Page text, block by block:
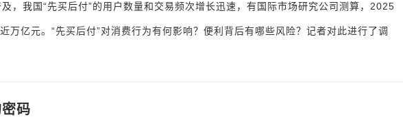
，我国“先买后付”的用户数量和交易频次增长迅速，有国际市场研究公司测算，2025
万亿元。“先买后付”对消费行为有何影响？便利背后有哪些风险？记者对此进行了调
码